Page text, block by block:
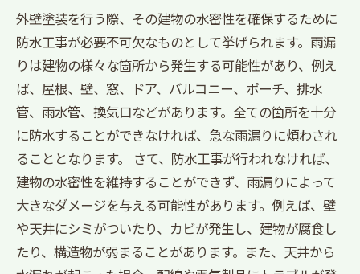
外壁塗装を行う際、その建物の水密性を確保するために
防水工事が必要不可欠なものとして挙げられます。雨漏
りは建物の様々な箇所から発生する可能性があり、例え
ば、屋根、壁、窓、ドア、バルコニー、ポーチ、排水
管、雨水管、換気口などがあります。全ての箇所を十分
に防水することができなければ、急な雨漏りに煩わされ
ることとなります。 さて、防水工事が行われなければ、
建物の水密性を維持することができず、雨漏りによって
大きなダメージを与える可能性があります。例えば、壁
や天井にシミがついたり、カビが発生し、建物が腐食し
たり、構造物が弱まることがあります。また、天井から